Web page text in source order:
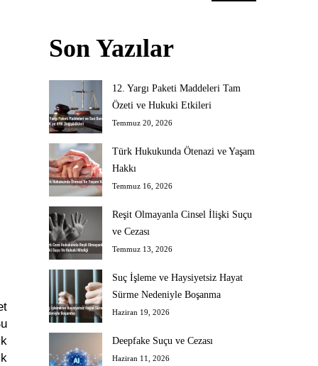
Son Yazılar
12. Yargı Paketi Maddeleri Tam
Özeti ve Hukuki Etkileri
Temmuz 20, 2026
Türk Hukukunda Ötenazi ve Yaşam
Hakkı
Temmuz 16, 2026
Reşit Olmayanla Cinsel İlişki Suçu
ve Cezası
Temmuz 13, 2026
Suç İşleme ve Haysiyetsiz Hayat
Sürme Nedeniyle Boşanma
Haziran 19, 2026
Deepfake Suçu ve Cezası
Haziran 11, 2026